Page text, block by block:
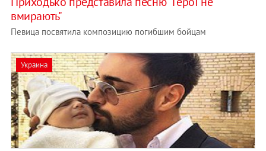
вмирають"
Певица посвятила композицию погибшим бойцам
Украина